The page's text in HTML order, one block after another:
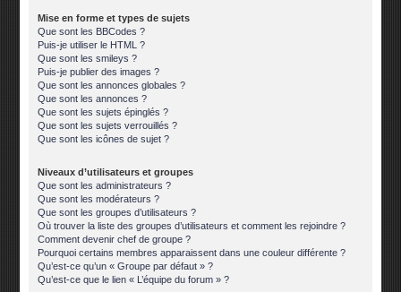
Mise en forme et types de sujets
Que sont les BBCodes ?
Puis-je utiliser le HTML ?
Que sont les smileys ?
Puis-je publier des images ?
Que sont les annonces globales ?
Que sont les annonces ?
Que sont les sujets épinglés ?
Que sont les sujets verrouillés ?
Que sont les icônes de sujet ?
Niveaux d’utilisateurs et groupes
Que sont les administrateurs ?
Que sont les modérateurs ?
Que sont les groupes d’utilisateurs ?
Où trouver la liste des groupes d’utilisateurs et comment les rejoindre ?
Comment devenir chef de groupe ?
Pourquoi certains membres apparaissent dans une couleur différente ?
Qu’est-ce qu’un « Groupe par défaut » ?
Qu’est-ce que le lien « L’équipe du forum » ?